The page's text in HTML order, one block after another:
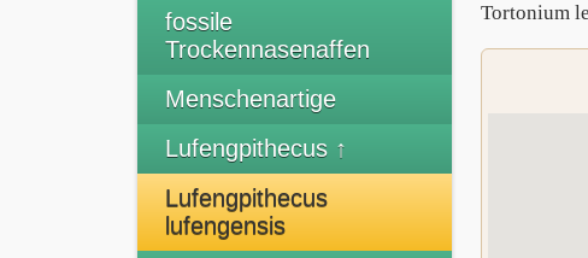
fossile
Trockennasenaffen
Menschenartige
Lufengpithecus ↑
Lufengpithecus
lufengensis
Tortonium